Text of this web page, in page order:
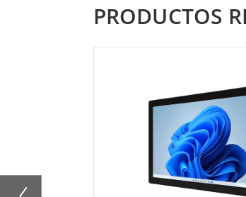
PRODUCTOS